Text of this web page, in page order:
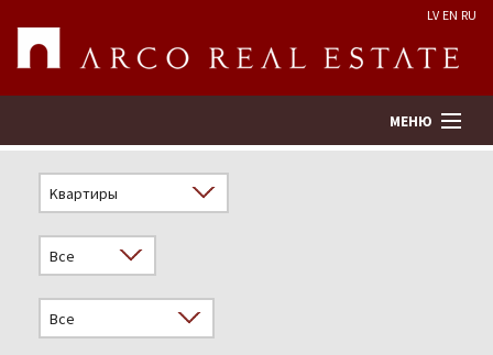
LV EN RU
МЕНЮ
Оценка недвижимости
Предприятие